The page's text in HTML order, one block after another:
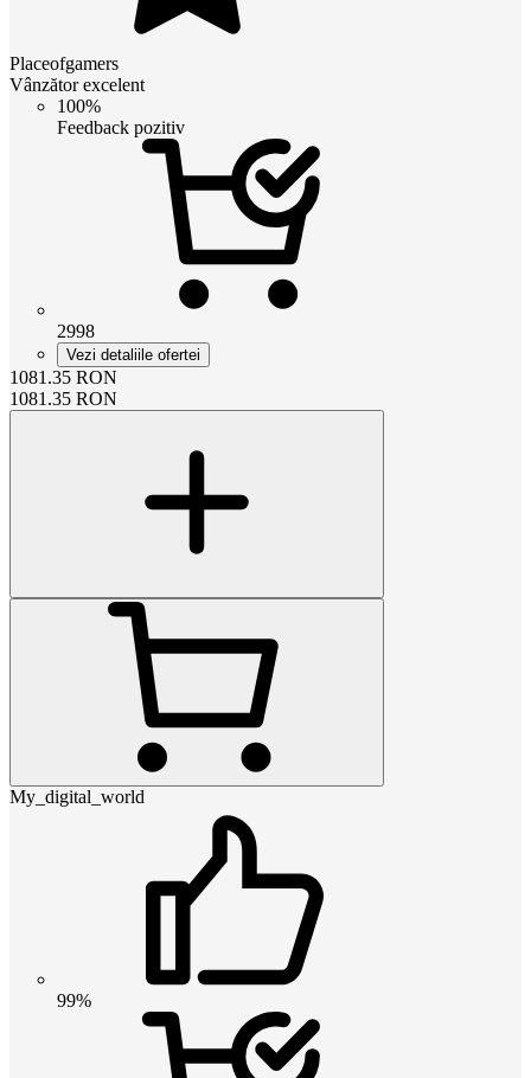
Placeofgamers
Vânzător excelent
100%
Feedback pozitiv
2998
Vezi detaliile ofertei
1081.35 RON
1081.35 RON
My_digital_world
99%